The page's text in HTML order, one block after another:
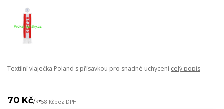
Textilní vlaječka Poland s přísavkou pro snadné uchycení celý popis
70 Kč/ks58 Kčbez DPH